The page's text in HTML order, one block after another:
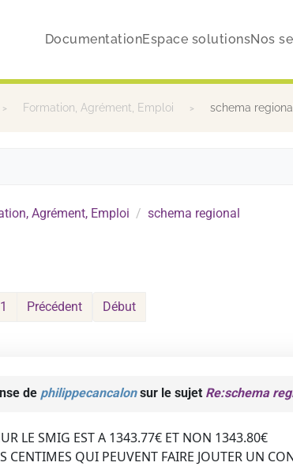
DocumentationEspace solutionsNos
Formation, Agrément, Emploi schema regional
Agrément, Emploi schema regional
Début
Précédent
1
de philippecancalonsur le sujet Re:schema
LE SMIG EST A 1343.77€ ET NON 1343.80€
CENTIMES QUI PEUVENT FAIRE JOUTER UN